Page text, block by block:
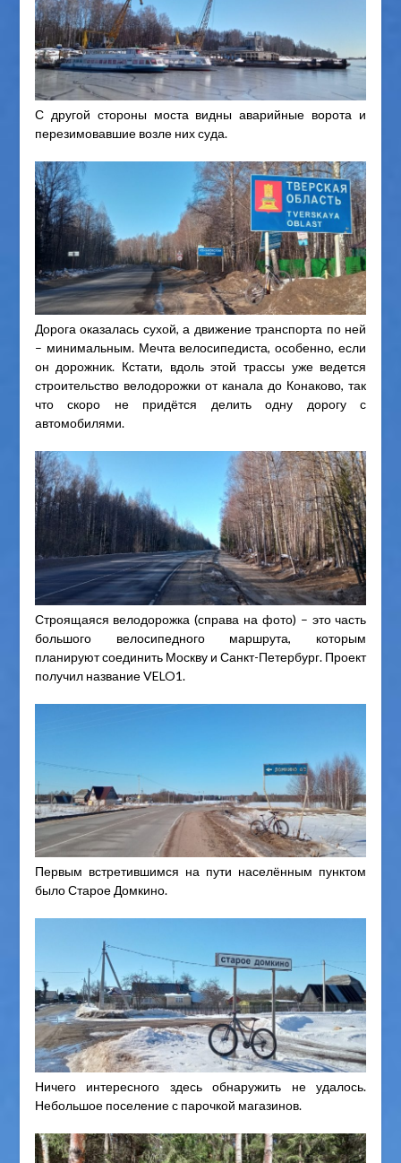
С другой стороны моста видны аварийные ворота и
перезимовавшие возле них суда.
Дорога оказалась сухой, а движение транспорта по ней
– минимальным. Мечта велосипедиста, особенно, если
он дорожник. Кстати, вдоль этой трассы уже ведется
строительство велодорожки от канала до Конаково, так
что скоро не придётся делить одну дорогу с
автомобилями.
Строящаяся велодорожка (справа на фото) – это часть
большого велосипедного маршрута, которым
планируют соединить Москву и Санкт-Петербург. Проект
получил название VELO1.
Первым встретившимся на пути населённым пунктом
было Старое Домкино.
Ничего интересного здесь обнаружить не удалось.
Небольшое поселение с парочкой магазинов.